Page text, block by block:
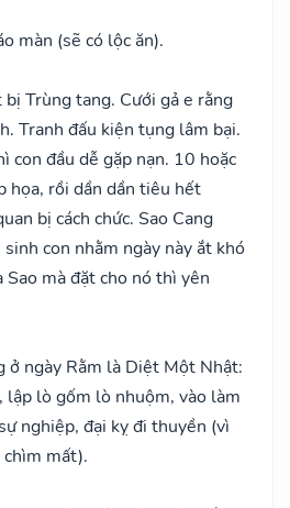
màn (sẽ có lộc ăn).
bị Trùng tang. Cưới gả e rằng
Tranh đấu kiện tụng lâm bại.
con đầu dễ gặp nạn. 10 hoặc
họa, rồi dần dần tiêu hết
bị cách chức. Sao Cang
con nhằm ngày này ắt khó
mà đặt cho nó thì yên
ở ngày Rằm là Diệt Một Nhật:
lập lò gốm lò nhuộm, vào làm
nghiệp, đại kỵ đi thuyền (vì
mất).